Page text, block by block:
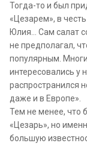
Тогда-то и был
«Цезарем», в
Юлия… Сам салат
не предполагал,
популярным.
интересовались у
распространился
даже и в Европе».
Тем не менее, что
«Цезарь», но
большую